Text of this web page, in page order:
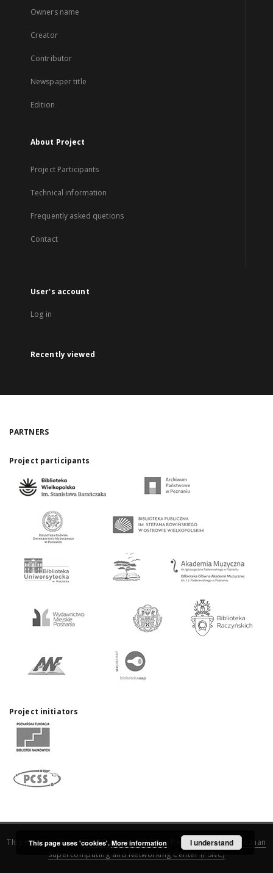
Owners name
Creator
Contributor
Newspaper title
Edition
About Project
Project Participants
Technical information
Frequently asked quetions
Contact
User's account
Log in
Recently viewed
PARTNERS
Project participants
Project initiators
This service runs onDInGO dLibra 6.3.17software created by
Poznan
Supercomputing and Networking Center (PSNC)
This page uses 'cookies'. More information I understand